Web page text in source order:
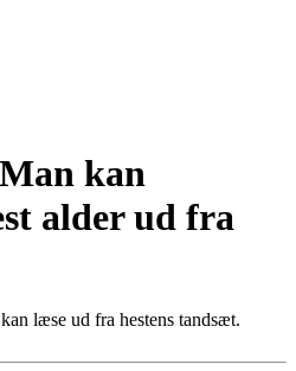
kan
alder ud fra
læse ud fra hestens tandsæt.